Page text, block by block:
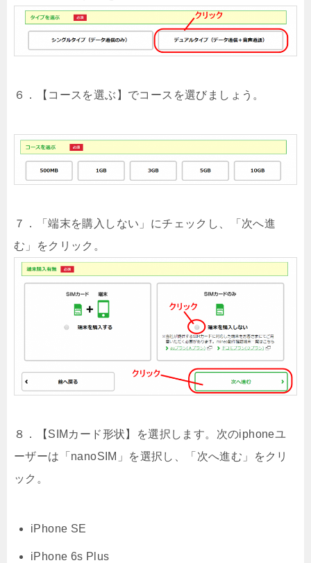
６．【コースを選ぶ】でコースを選びましょう。
７．「端末を購入しない」にチェックし、「次へ進
む」をクリック。
８．【SIMカード形状】を選択します。次のiphoneユ
ーザーは「nanoSIM」を選択し、「次へ進む」をクリ
ック。
iPhone SE
iPhone 6s Plus